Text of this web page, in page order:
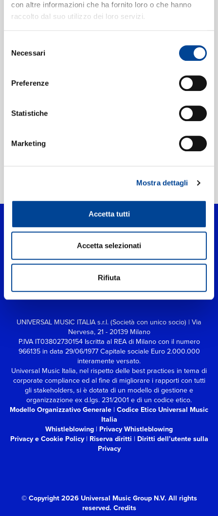
con altre informazioni che ha fornito loro o che hanno
raccolto dal suo utilizzo dei loro servizi.
delNecessari
Preferenze
Statistiche
Marketing
Mostra dettagli
Accetta tutti
Accetta selezionati
Rifiuta
Data di pubblicazione:
UPC:00602498546246
Ai Yu Tong De Bian Yuan
UNIVERSAL MUSIC ITALIA s.r.l. (Società con unico socio) | Via
Nervesa, 21 - 20139 Milano
P.IVA IT03802730154 Iscritta al REA di Milano con il numero
966135 in data 29/06/1977Capitale sociale Euro 2.000.000
interamente versato.
Universal Music Italia, nel rispetto delle best practices in tema di
corporate compliance ed al fine di migliorare i rapporti con tutti
gli stakeholders,si è dotata di un modello di gestione e
organizzazione ex d.lgs. 231/2001 e di un codice etico.
Modello Organizzativo Generale | Codice Etico Universal Music
Italia
Whistleblowing | Privacy Whistleblowing
Privacy e Cookie Policy| Riserva diritti | Diritti dell’utente sulla
Privacy
© Copyright 2026 Universal Music Group N.V. All rights
reserved. Credits
NEWSLETTER